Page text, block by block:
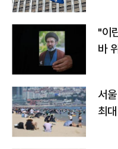
"이
바
서
최